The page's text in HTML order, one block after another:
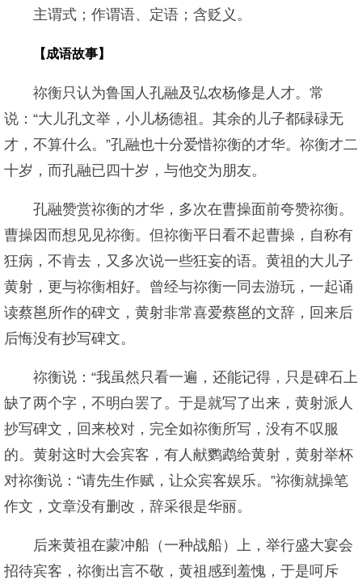
主谓式；作谓语、定语；含贬义。
【成语故事】
祢衡只认为鲁国人孔融及弘农杨修是人才。常
说：“大儿孔文举，小儿杨德祖。其余的儿子都碌碌无
才，不算什么。”孔融也十分爱惜祢衡的才华。祢衡才二
十岁，而孔融已四十岁，与他交为朋友。
孔融赞赏祢衡的才华，多次在曹操面前夸赞祢衡。
曹操因而想见见祢衡。但祢衡平日看不起曹操，自称有
狂病，不肯去，又多次说一些狂妄的语。黄祖的大儿子
黄射，更与祢衡相好。曾经与祢衡一同去游玩，一起诵
读蔡邕所作的碑文，黄射非常喜爱蔡邕的文辞，回来后
后悔没有抄写碑文。
祢衡说：“我虽然只看一遍，还能记得，只是碑石上
缺了两个字，不明白罢了。于是就写了出来，黄射派人
抄写碑文，回来校对，完全如祢衡所写，没有不叹服
的。黄射这时大会宾客，有人献鹦鹉给黄射，黄射举杯
对祢衡说：“请先生作赋，让众宾客娱乐。”祢衡就操笔
作文，文章没有删改，辞采很是华丽。
后来黄祖在蒙冲船（一种战船）上，举行盛大宴会
招待宾客，祢衡出言不敬，黄祖感到羞愧，于是呵斥